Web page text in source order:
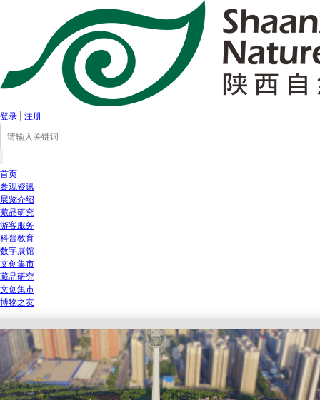
登录 注册
首页
参观资讯
展览介绍
藏品研究
游客服务
科普教育
数字展馆
文创集市
藏品研究
文创集市
博物之友